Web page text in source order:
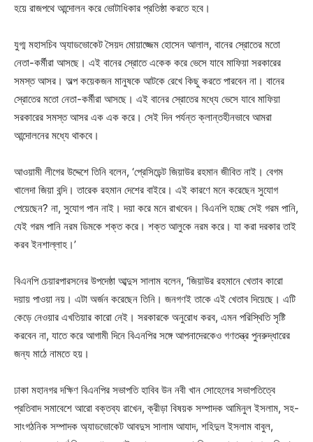
হয়ে রাজপথে আন্দোলন করে ভোটাধিকার প্রতিষ্ঠা করতে হবে।
যুগ্ম মহাসচিব অ্যাডভোকেট সৈয়দ মোয়াজ্জেম হোসেন আলাল, বানের স্রোতের মতো
নেতা-কর্মীরা আসছে। এই বানের স্রোতে একেক করে ভেসে যাবে মাফিয়া সরকারের
সমস্ত আসর। অল্প কয়েকজন মানুষকে আটকে রেখে কিছু করতে পারবেন না। বানের
স্রোতের মতো নেতা-কর্মীরা আসছে। এই বানের স্রোতের মধ্যে ভেসে যাবে মাফিয়া
সরকারের সমস্ত আসর এক এক করে। সেই দিন পর্যন্ত ক্লান্তহীনভাবে আমরা
আন্দোলনের মধ্যে থাকবে।
আওয়ামী লীগের উদ্দেশে তিনি বলেন, ‘প্রেসিডেন্ট জিয়াউর রহমান জীবিত নাই। বেগম
খালেদা জিয়া বন্দি। তারেক রহমান দেশের বাইরে। এই কারণে মনে করেছেন সুযোগ
পেয়েছেন? না, সুযোগ পান নাই। দয়া করে মনে রাখবেন। বিএনপি হচ্ছে সেই গরম পানি,
যেই গরম পানি নরম ডিমকে শক্ত করে। শক্ত আলুকে নরম করে। যা করা দরকার তাই
করব ইনশাল্লাহ।’
বিএনপি চেয়ারপারসনের উপদেষ্ঠা আব্দুস সালাম বলেন, ‘জিয়াউর রহমানে খেতাব কারো
দয়ায় পাওয়া নয়। এটা অর্জন করেছেন তিনি। জনগণই তাকে এই খেতাব দিয়েছে। এটি
কেড়ে নেওয়ার এখতিয়ার কারো নেই। সরকারকে অনুরোধ করব, এমন পরিস্থিতি সৃষ্টি
করবেন না, যাতে করে আগামী দিনে বিএনপির সঙ্গে আপনাদেরকেও গণতন্ত্র পুনরুদ্ধারের
জন্য মাঠে নামতে হয়।
ঢাকা মহানগর দক্ষিণ বিএনপির সভাপতি হাবিব উন নবী খান সোহেলের সভাপতিত্বে
প্রতিবাদ সমাবেশে আরো বক্তব্য রাখেন, ক্রীড়া বিষয়ক সম্পাদক আমিনুল ইসলাম, সহ-
সাংগঠনিক সম্পাদক অ্যাডভোকেট আবদুস সালাম আযাদ, শহিদুল ইসলাম বাবুল,